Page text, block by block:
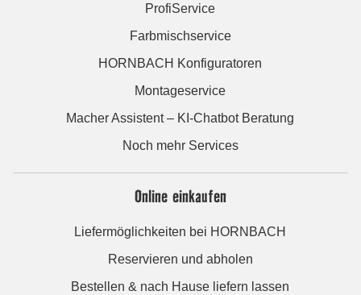
ProfiService
Farbmischservice
HORNBACH Konfiguratoren
Montageservice
Macher Assistent – KI-Chatbot Beratung
Noch mehr Services
Online einkaufen
Liefermöglichkeiten bei HORNBACH
Reservieren und abholen
Bestellen & nach Hause liefern lassen